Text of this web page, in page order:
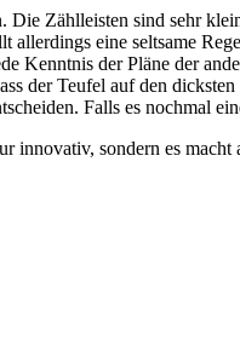
Die Zählleisten sind sehr
allerdings eine seltsame
Kenntnis der Pläne der
der Teufel auf den
Falls es nochmal
innovativ, sondern es